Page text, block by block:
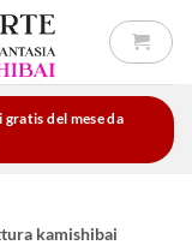
del mese da
kamishibai